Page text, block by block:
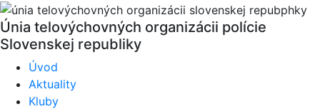
Únia telovýchovných organizácii polície
Slovenskej republiky
Úvod
Aktuality
Kluby